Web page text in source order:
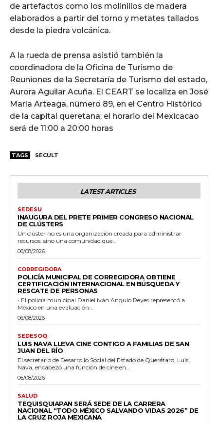
de artefactos como los molinillos de madera
elaborados a partir del torno y metates tallados
desde la piedra volcánica.
A la rueda de prensa asistió también la
coordinadora de la Oficina de Turismo de
Reuniones de la Secretaría de Turismo del estado,
Aurora Aguilar Acuña. El CEART se localiza en José
María Arteaga, número 89, en el Centro Histórico
de la capital queretana; el horario del Mexicacao
será de 11:00 a 20:00 horas
TAGS SECULT
LATEST ARTICLES
SEDESU
INAUGURA DEL PRETE PRIMER CONGRESO NACIONAL
DE CLÚSTERS
Un clúster no es una organización creada para administrar
recursos, sino una comunidad que...
06/08/2026
CORREGIDORA
POLICÍA MUNICIPAL DE CORREGIDORA OBTIENE
CERTIFICACIÓN INTERNACIONAL EN BÚSQUEDA Y
RESCATE DE PERSONAS
• El policía municipal Daniel Iván Angulo Reyes representó a
México en una evaluación...
06/08/2026
SEDESOQ
LUIS NAVA LLEVA CINE CONTIGO A FAMILIAS DE SAN
JUAN DEL RÍO
El secretario de Desarrollo Social del Estado de Querétaro, Luis
Nava, encabezó una función de cine en...
06/08/2026
SALUD
TEQUISQUIAPAN SERÁ SEDE DE LA CARRERA
NACIONAL “TODO MÉXICO SALVANDO VIDAS 2026” DE
LA CRUZ ROJA MEXICANA